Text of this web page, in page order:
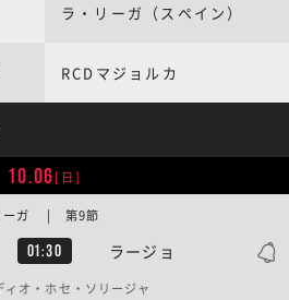
ラ・リーガ（スペイン）
RCDマジョルカ
10.06[日]
01:30 ラージョ
ーガ | 第9節
ィオ・ホセ・ソリージャ